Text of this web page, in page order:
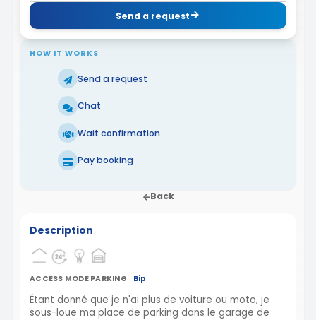
Send a request
HOW IT WORKS
Send a request
Chat
Wait confirmation
Pay booking
Back
Description
ACCESS MODE PARKING Bip
Étant donné que je n'ai plus de voiture ou moto, je
sous-loue ma place de parking dans le garage de